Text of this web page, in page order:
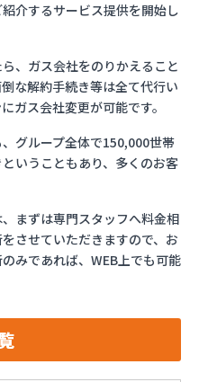
介するサービス提供を開始し
、ガス会社をのりかえること
な解約手続き等は全て代行い
ガス会社変更が可能です。
グループ全体で150,000世帯
いうこともあり、多くのお客
まずは専門スタッフへ料金相
させていただきますので、お
みであれば、WEB上でも可能